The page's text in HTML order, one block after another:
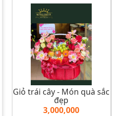
Giỏ trái cây - Món quà sắc
đẹp
3,000,000